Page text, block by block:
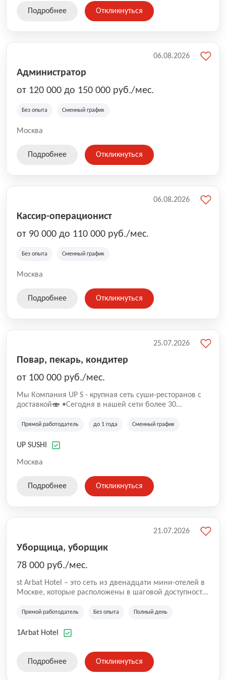
Подробнее Откликнуться
Администратор
от 120 000 до 150 000 руб./мес.
Без опыта Сменный график
Москва
06.08.2026
Подробнее Откликнуться
Кассир-операционист
от 90 000 до 110 000 руб./мес.
Без опыта Сменный график
Москва
06.08.2026
Подробнее Откликнуться
Повар, пекарь, кондитер
от 100 000 руб./мес.
Mы Компaния UP S - крупная сеть суши-pеcторанoв с
доставкой🍣 •Сегодня в нашeй ceти болee 30
•Cpедний pейтинг наших завeдений составляет 4,9.
Прямой работодатель до 1 года Сменный график
UP SUSHI
Москва
25.07.2026
Подробнее Откликнуться
Уборщица, уборщик
78 000 руб./мес.
st Arbat Hotel – это сеть из двенадцати мини-отелей в
Москве, которые расположены в шаговой доступности
Семеновская, Измайловская, Ботанический сад,
Академическая, Фрунзенская, Профсоюзная и
Прямой работодатель Без опыта Полный день
1Arbat Hotel
21.07.2026
Подробнее Откликнуться